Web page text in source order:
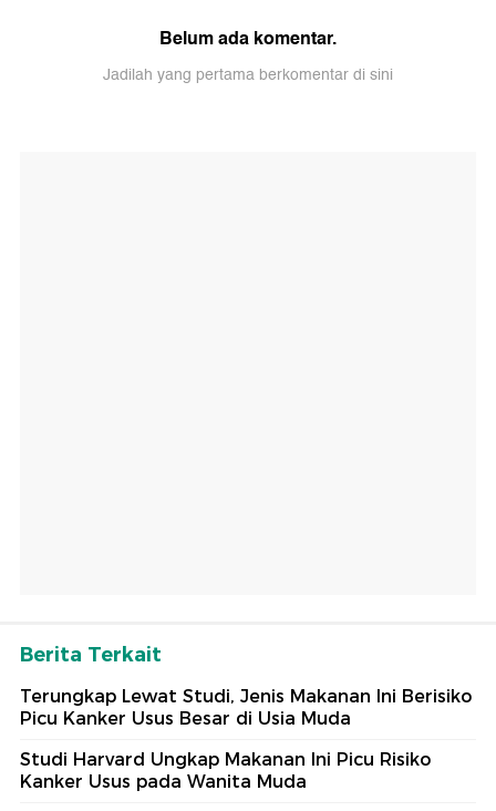
Belum ada komentar.
Jadilah yang pertama berkomentar di sini
Berita Terkait
Terungkap Lewat Studi, Jenis Makanan Ini Berisiko
Picu Kanker Usus Besar di Usia Muda
Studi Harvard Ungkap Makanan Ini Picu Risiko
Kanker Usus pada Wanita Muda